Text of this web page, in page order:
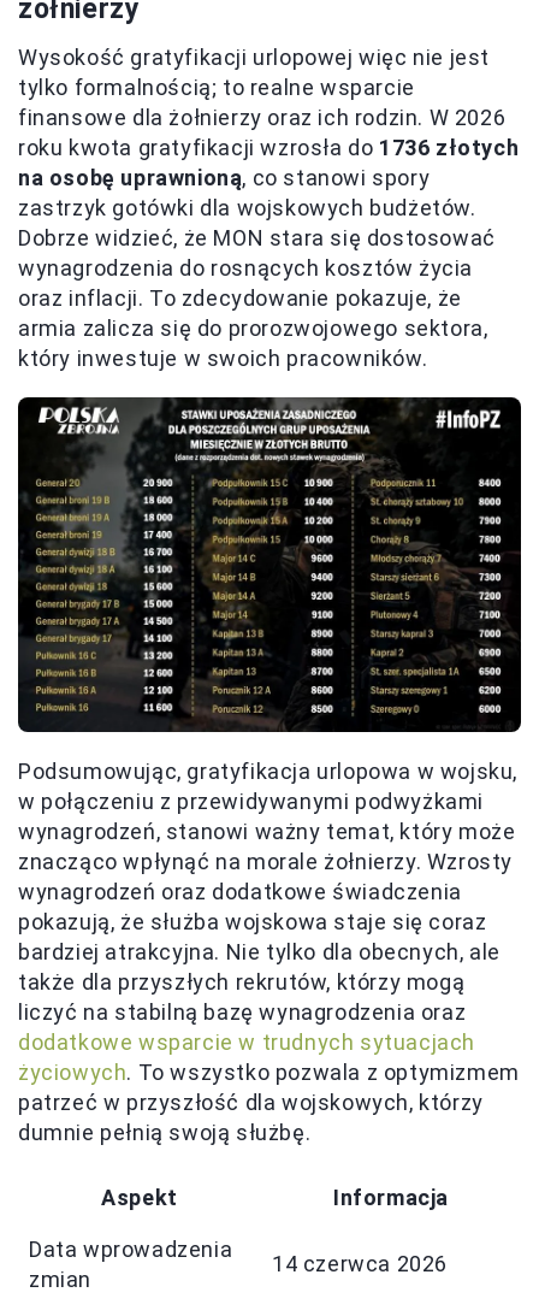
żołnierzy
Wysokość gratyfikacji urlopowej więc nie jest
tylko formalnością; to realne wsparcie
finansowe dla żołnierzy oraz ich rodzin. W 2026
roku kwota gratyfikacji wzrosła do 1736 złotych
na osobę uprawnioną, co stanowi spory
zastrzyk gotówki dla wojskowych budżetów.
Dobrze widzieć, że MON stara się dostosować
wynagrodzenia do rosnących kosztów życia
oraz inflacji. To zdecydowanie pokazuje, że
armia zalicza się do prorozwojowego sektora,
który inwestuje w swoich pracowników.
Podsumowując, gratyfikacja urlopowa w wojsku,
w połączeniu z przewidywanymi podwyżkami
wynagrodzeń, stanowi ważny temat, który może
znacząco wpłynąć na morale żołnierzy. Wzrosty
wynagrodzeń oraz dodatkowe świadczenia
pokazują, że służba wojskowa staje się coraz
bardziej atrakcyjna. Nie tylko dla obecnych, ale
także dla przyszłych rekrutów, którzy mogą
liczyć na stabilną bazę wynagrodzenia oraz
dodatkowe wsparcie w trudnych sytuacjach
życiowych. To wszystko pozwala z optymizmem
patrzeć w przyszłość dla wojskowych, którzy
dumnie pełnią swoją służbę.
Aspekt Informacja
Data wprowadzenia
zmian
14 czerwca 2026